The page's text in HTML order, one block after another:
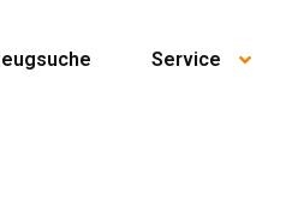
Service